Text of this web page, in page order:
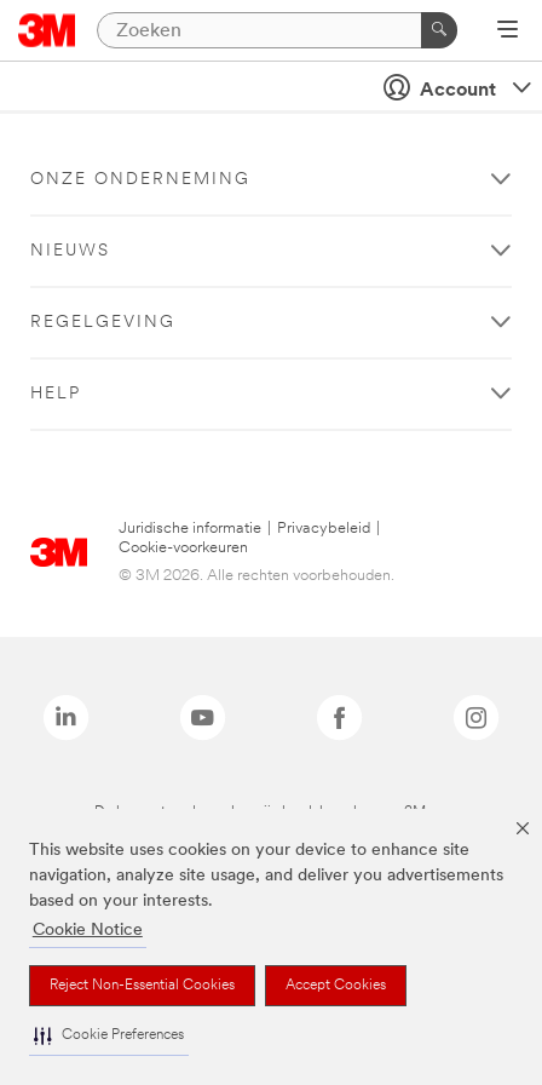
This website uses cookies on your device to enhance site
navigation, analyze site usage, and deliver you advertisements
based on your interests.
Cookie Notice
Reject Non-Essential Cookies Accept Cookies
Cookie Preferences
Account
ONZE ONDERNEMING
NIEUWS
REGELGEVING
HELP
Juridische informatie Privacybeleid
Cookie-voorkeuren
© 3M 2026. Alle rechten voorbehouden.
De bovenstaande merken zijn handelsmerken van 3M.we